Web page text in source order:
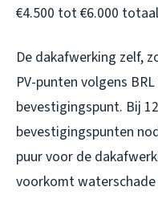
€4.500 tot €6.000
De dakafwerking zelf,
PV-punten volgens
bevestigingspunt. Bij
bevestigingspunten
puur voor de
voorkomt waterschade